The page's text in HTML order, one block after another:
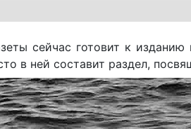
сейчас готовит к изданию
в ней составит раздел,